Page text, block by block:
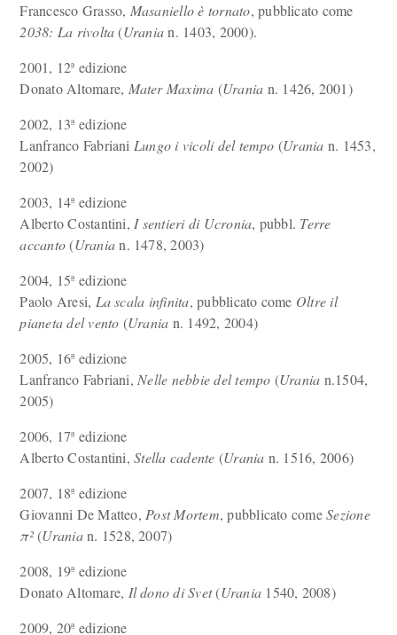
Francesco Grasso, Masaniello è tornato, pubblicato come
2038: La rivolta(Uranian. 1403, 2000).
2001, 12ª edizione
Donato Altomare, Mater Maxima (Urania n. 1426, 2001)
2002, 13ª edizione
Lanfranco Fabriani Lungo i vicoli del tempo (Urania n. 1453,
2002)
2003, 14ª edizione
Alberto Costantini, I sentieri di Ucronia, pubbl. Terre
accanto(Uranian. 1478, 2003)
2004, 15ª edizione
Paolo Aresi, La scala infinita, pubblicato come Oltre il
pianeta del vento (Urania n. 1492, 2004)
2005, 16ª edizione
Lanfranco Fabriani, Nelle nebbie del tempo (Urania n.1504,
2005)
2006, 17ª edizione
Alberto Costantini,Stella cadente (Urania n. 1516, 2006)
2007, 18ª edizione
Giovanni De Matteo, Post Mortem, pubblicato comeSezione
π²(Uranian. 1528, 2007)
2008, 19ª edizione
Donato Altomare, Il dono di Svet(Urania 1540, 2008)
2009, 20ª edizione